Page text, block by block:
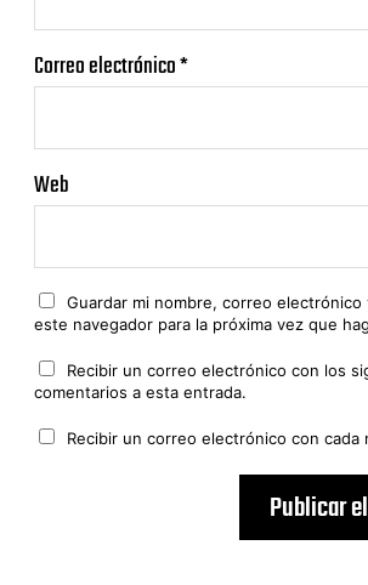
Correo electrónico*
Web
Guardar mi nombre, correo
este navegador para la próxima vez que
Recibir un correo electrónico con los
comentarios a esta entrada.
Recibir un correo electrónico con cada